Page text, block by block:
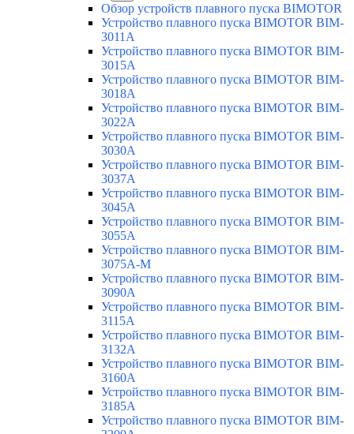
Обзор устройств плавного пуска BIMOTOR
Устройство плавного пуска BIMOTOR BIM-
3011A
Устройство плавного пуска BIMOTOR BIM-
3015A
Устройство плавного пуска BIMOTOR BIM-
3018A
Устройство плавного пуска BIMOTOR BIM-
3022A
Устройство плавного пуска BIMOTOR BIM-
3030A
Устройство плавного пуска BIMOTOR BIM-
3037A
Устройство плавного пуска BIMOTOR BIM-
3045A
Устройство плавного пуска BIMOTOR BIM-
3055A
Устройство плавного пуска BIMOTOR BIM-
3075A-M
Устройство плавного пуска BIMOTOR BIM-
3090A
Устройство плавного пуска BIMOTOR BIM-
3115A
Устройство плавного пуска BIMOTOR BIM-
3132A
Устройство плавного пуска BIMOTOR BIM-
3160A
Устройство плавного пуска BIMOTOR BIM-
3185A
Устройство плавного пуска BIMOTOR BIM-